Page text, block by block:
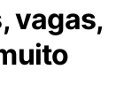
vagas,